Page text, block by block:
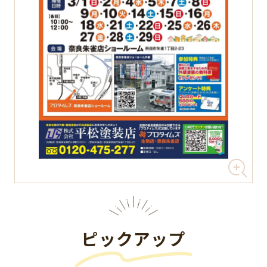
ピックアップ